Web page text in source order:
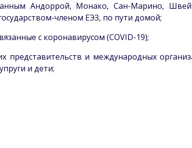
Андоррой, Монако, Сан-Марино,
членом ЕЭЗ, по пути домой;
с коронавирусом (COVID-19);
представительств и международных
и дети;